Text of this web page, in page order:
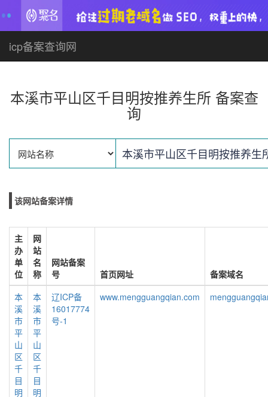
icp备案查询网
本溪市平山区千目明按推养生所 备案查
询
该网站备案详情
主
办
单
位
网
站
名
称
网站备案
号
首页网址
备案域名
本
溪
市
平
山
区
千
目
明
本
溪
市
平
山
区
千
目
明
辽ICP备
16017774
号-1
www.mengguangqian.com